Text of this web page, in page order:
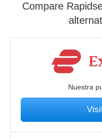
Compare
Nuestra